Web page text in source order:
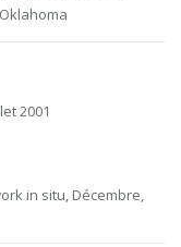
2001
in situ, Décembre,